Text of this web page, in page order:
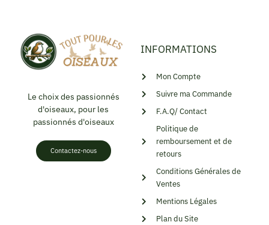
Le choix des passionnés
d'oiseaux, pour les
passionnés d'oiseaux
Contactez-nous
INFORMATIONS
Mon Compte
Suivre ma Commande
F.A.Q/ Contact
Politique de
remboursement et de
retours
Conditions Générales de
Ventes
Mentions Légales
Plan du Site